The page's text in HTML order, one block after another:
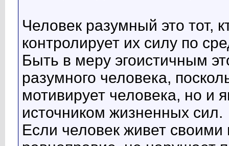
Человек разумный это тот,
контролирует их силу по
Быть в меру эгоистичным
разумного человека,
мотивирует человека, но и
источником жизненных сил.
Если человек живет